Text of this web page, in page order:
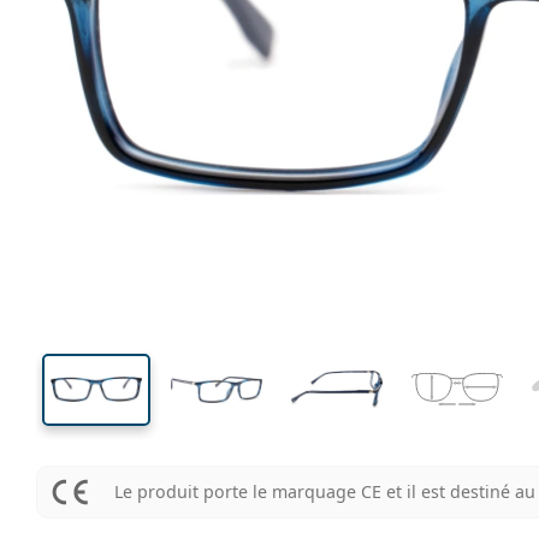
135 mm
Largeur des verres
33 mm
Largeur des verres
55 mm
Largeur des verres
Largeur
des verres
Le produit porte le marquage CE et il est destiné